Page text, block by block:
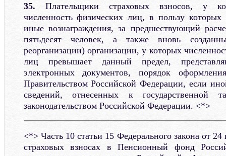
35. Плательщики страховых взносов, у
численность физических лиц, в пользу
иные вознаграждения, за предшествующий
пятьдесят человек, а также вновь
реорганизации) организации, у которых
лиц превышает данный предел,
электронных документов, порядок
Правительством Российской Федерации, если
сведений, отнесенных к государственной
законодательством Российской Федерации. <*>
<*> Часть 10 статьи 15 Федерального закона от
страховых взносах в Пенсионный фонд